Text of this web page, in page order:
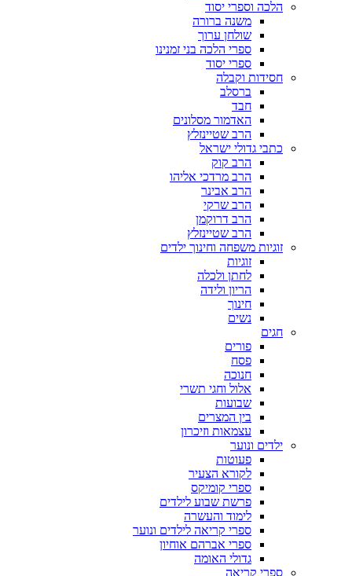
הלכה וספרי יסוד
משנה ברורה
שולחן ערוך
ספרי הלכה בני זמנינו
ספרי יסוד
חסידות וקבלה
ברסלב
חבד
האדמור מסלונים
הרב שטיינזלץ
כתבי גדולי ישראל
הרב קוק
הרב מרדכי אליהו
הרב אבינר
הרב שרקי
הרב דרוקמן
הרב שטיינזלץ
זוגיות משפחה וחינוך ילדים
זוגיות
לחתן ולכלה
הריון ולידה
חינוך
נשים
חגים
פורים
פסח
חנוכה
אלול וחגי תשרי
שבועות
בין המצרים
עצמאות וזיכרון
ילדים ונוער
פעוטות
לקורא הצעיר
ספרי קומיקס
פרשת שבוע לילדים
לימוד והעשרה
ספרי קריאה לילדים ונוער
ספרי אברהם אוחיון
גדולי האומה
ספרי קריאה